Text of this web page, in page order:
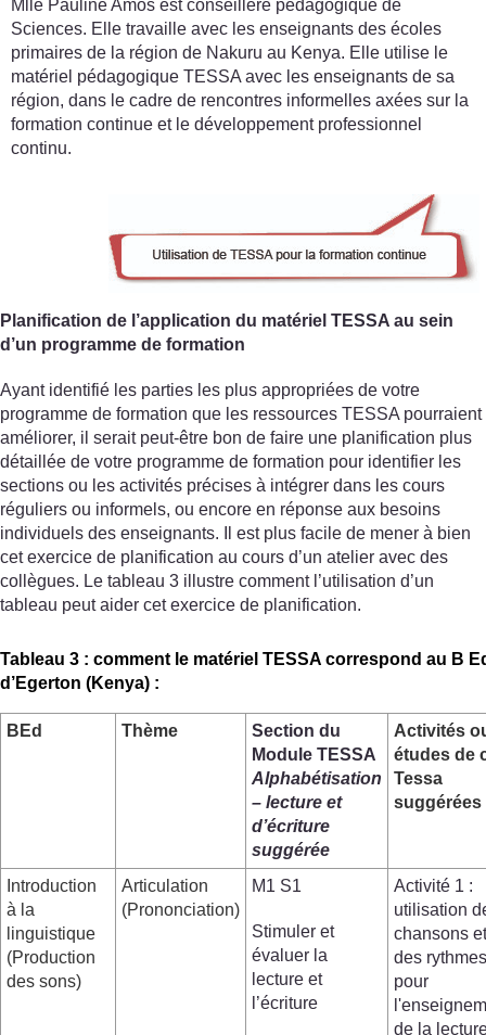
Mlle Pauline Amos est conseillère pédagogique de
Sciences. Elle travaille avec les enseignants des écoles
primaires de la région de Nakuru au Kenya. Elle utilise le
matériel pédagogique TESSA avec les enseignants de sa
région, dans le cadre de rencontres informelles axées sur la
formation continue et le développement professionnel
continu.
Planification de l’application du matériel TESSA au sein
d’un programme de formation
Ayant identifié les parties les plus appropriées de votre
programme de formation que les ressources TESSA pourraient
améliorer, il serait peut-être bon de faire une planification plus
détaillée de votre programme de formation pour identifier les
sections ou les activités précises à intégrer dans les cours
réguliers ou informels, ou encore en réponse aux besoins
individuels des enseignants. Il est plus facile de mener à bien
cet exercice de planification au cours d’un atelier avec des
collègues. Le tableau 3 illustre comment l’utilisation d’un
tableau peut aider cet exercice de planification.
Tableau 3 : comment le matériel TESSA correspond au B
d’Egerton (Kenya) :
BEd Thème
Section du
Module TESSA
Alphabétisation
– lecture et
d’écriture
suggérée
Activités
études de
Tessa
suggérées
Introduction
à la
linguistique
(Production
des sons)
Articulation
(Prononciation)
M1 S1
Stimuler et
évaluer la
lecture et
l’écriture
Activité 1 :
utilisation
chansons et
des rythmes
pour
de la